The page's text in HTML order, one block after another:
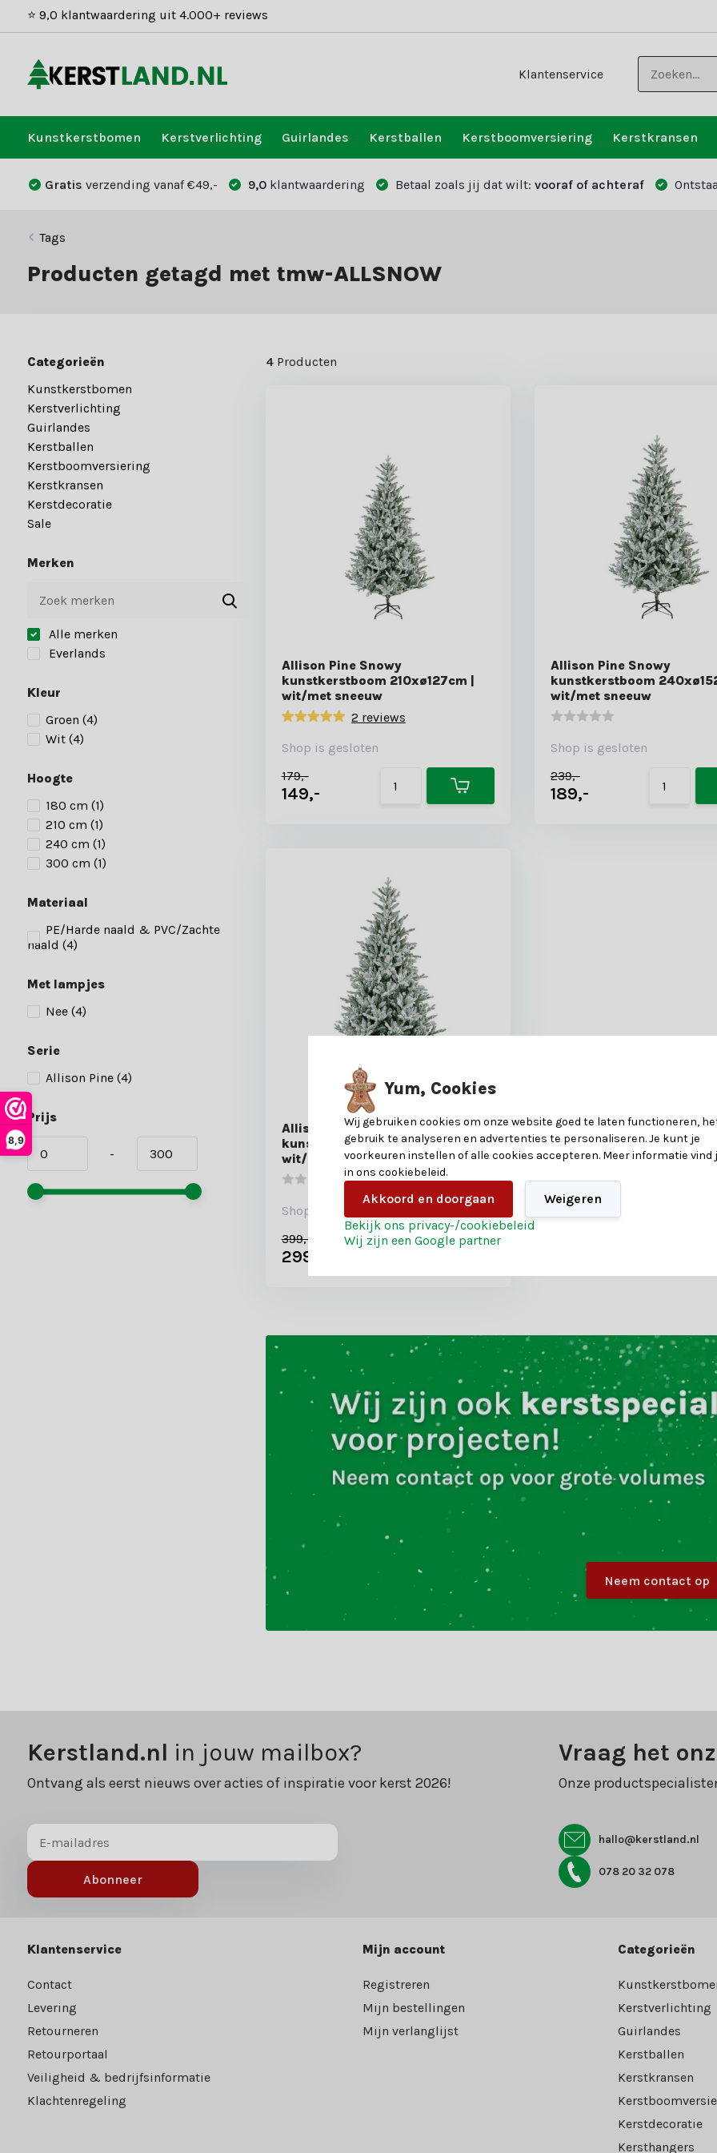
8,9
⭐ 9,0 klantwaardering uit 4.000+ reviews
Klantenservice
Kunstkerstbomen Kerstverlichting Guirlandes Kerstballen Kerstboomversiering Kerstkransen
Gratis verzending vanaf €49,- 9,0 klantwaardering Betaal zoals jij dat wilt: vooraf of achteraf
Tags
Producten getagd met tmw-ALLSNOW
Categorieën
Kunstkerstbomen
Kerstverlichting
Guirlandes
Kerstballen
Kerstboomversiering
Kerstkransen
Kerstdecoratie
Sale
Merken
Alle merken
Everlands
Kleur
Groen (4)
Wit (4)
Hoogte
180 cm (1)
210 cm (1)
240 cm (1)
300 cm (1)
Materiaal
PE/Harde naald & PVC/Zachte
naald (4)
Met lampjes
Nee (4)
Serie
Allison Pine (4)
Prijs
-
4Producten
Allison Pine Snowy
kunstkerstboom 210xø127cm |
wit/met sneeuw
2 reviews
Shop is gesloten
179,-
149,-
Allison Pine Snowy
kunstkerstboom
wit/met sneeuw
Shop is gesloten
239,-
189,-
Allison Pine Snowy
kunstkerstboom 300xø182cm |
wit/met sneeuw
Shop is gesloten
399,-
299,-
Neem contact op
Kerstland.nl in jouw mailbox?
Ontvang als eerst nieuws over acties of inspiratie voor kerst 2026!
Abonneer
Vraag het
Onze
hallo@kerstland.nl
078 20 32 078
Klantenservice
Contact
Levering
Retourneren
Retourportaal
Veiligheid & bedrijfsinformatie
Klachtenregeling
Mijn account
Registreren
Mijn bestellingen
Mijn verlanglijst
Categorieën
Kerstverlichting
Guirlandes
Kerstballen
Kerstkransen
Kerstdecoratie
Kersthangers
Yum, Cookies
Wij gebruiken cookies om onze website goed te laten functioneren,
gebruik te analyseren en advertenties te personaliseren. Je kunt je
voorkeuren instellen of alle cookies accepteren. Meer informatie vind
in ons cookiebeleid.
Akkoord en doorgaan
Weigeren
Bekijk ons privacy-/cookiebeleid
Wij zijn een Google partner